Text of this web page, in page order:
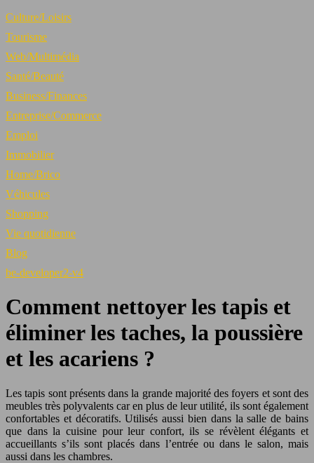
Culture/Loisirs
Tourisme
Web/Multimédia
Santé/Beauté
Business/Finances
Entreprise/Commerce
Emploi
Immobilier
Home/Brico
Véhicules
Shopping
Vie quotidienne
Blog
be-developer2-v4
Comment nettoyer les tapis et
éliminer les taches, la poussière
et les acariens ?
Les tapis sont présents dans la grande majorité des foyers et sont des
meubles très polyvalents car en plus de leur utilité, ils sont également
confortables et décoratifs. Utilisés aussi bien dans la salle de bains
que dans la cuisine pour leur confort, ils se révèlent élégants et
accueillants s’ils sont placés dans l’entrée ou dans le salon, mais
aussi dans les chambres.